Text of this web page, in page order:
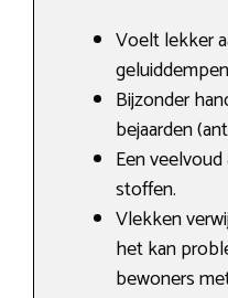
Voelt lekker
Bijzonder
bejaarden
Een
stoffen.
Vlekken
het kan
bewoners